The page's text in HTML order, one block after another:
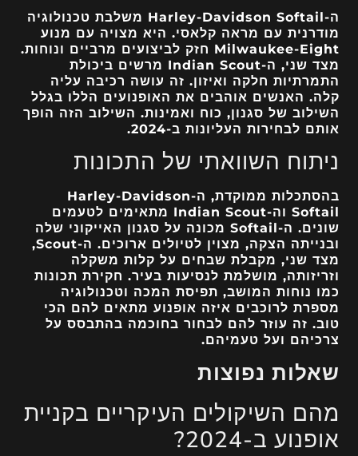
ה-Harley-Davidson Softail משלבת טכנולוגיה
מודרנית עם מראה קלאסי. היא מצויה עם מנוע
Milwaukee-Eight חזק לביצועים מרביים ונוחות.
מצד שני, ה-Indian Scout מרשים ביכולת
התמרתיות חלקה ואיזון. זה עושה רכיבה עליה
קלה. האנשים אוהבים את האופנועים הללו בגלל
השילוב של סגנון, כוח ואמינות. השילוב הזה הופך
אותם לבחירות העליונות ב-2024.
ניתוח השוואתי של התכונות
בהסתכלות ממוקדת, ה-Harley-Davidson
Softail וה-Indian Scout מתאימים לטעמים
שונים. ה-Softail מכונה על סגנון האייקוני שלה
ובנייתה הצקה, מצוין לטיולים ארוכים. ה-Scout,
מצד שני, מקבלת שבחים על קלות משקלה
וזריזותה, מושלמת לנסיעות בעיר. חקירת תכונות
כמו נוחות המושב, תפיסת המכה וטכנולוגיה
מספרת לרוכבים איזה אופנוע מתאים להם הכי
טוב. זה עוזר להם לבחור בחוכמה בהתבסס על
צרכיהם ועל טעמיהם.
שאלות נפוצות
מהם השיקולים העיקריים בקניית
אופנוע ב-2024?